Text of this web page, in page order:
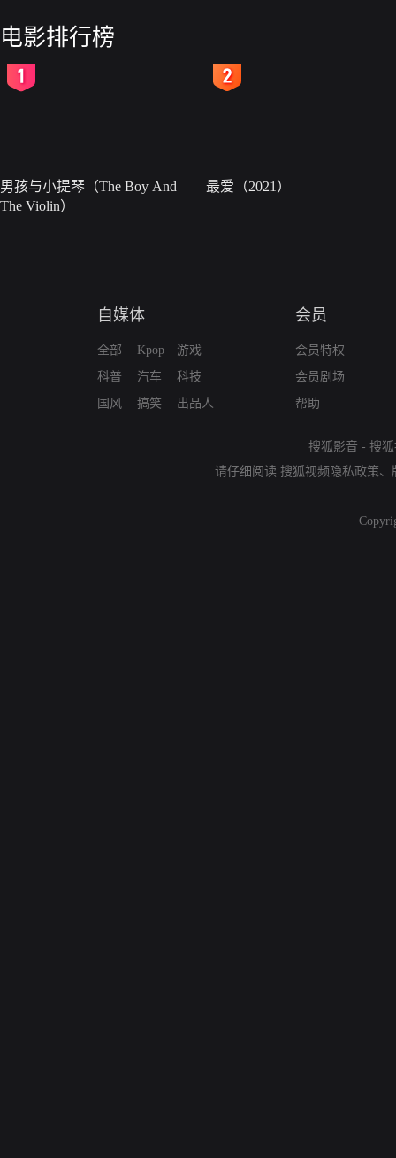
电影排行榜
男孩与小提琴（The Boy And
The Violin）
最爱（2021）
自媒体
全部
科普
国风
Kpop
汽车
搞笑
游戏
科技
出品人
会员
会员特权
会员剧场
帮助
搜狐影音 - 搜
请仔细阅读 搜狐视频隐私政策、